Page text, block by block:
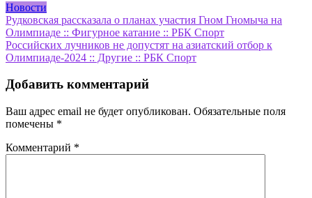
Новости
Навигация
по
записям
Рудковская рассказала о планах участия Гном Гномыча на
Олимпиаде :: Фигурное катание :: РБК Спорт
Российских лучников не допустят на азиатский отбор к
Олимпиаде-2024 :: Другие :: РБК Спорт
Добавить комментарий
Ваш адрес email не будет опубликован. Обязательные поля
помечены *
Комментарий *